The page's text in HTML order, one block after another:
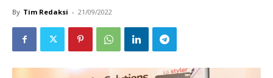
By Tim Redaksi - 21/09/2022